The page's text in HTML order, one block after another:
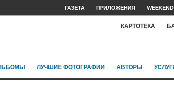
ГАЗЕТА ПРИЛОЖЕНИЯ WEEKEND
КАРТОТЕКА
ЛУЧШИЕ ФОТОГРАФИИ АВТОРЫ